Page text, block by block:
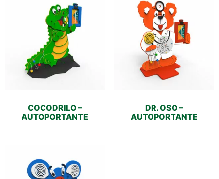
COCODRILO –
AUTOPORTANTE
DR. OSO –
AUTOPORTANTE